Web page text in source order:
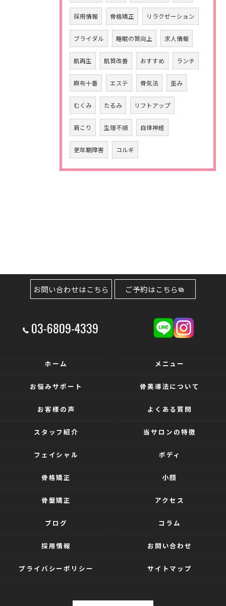
採用情報 骨格矯正 リラクゼーション
ブライダル 睡眠の質向上 求人情報
肌再生 肌質改善 おすすめ ランチ
麻布十番 エステ 骨気法 歪み
むくみ たるみ リフトアップ
肩こり 生理不順 自律神経
更年期障害 コルギ
03-6809-4339
お問い合わせはこちら ご予約はこちら
ホーム メニュー
お悩みサポート 骨美導法について
お客様の声 よくある質問
スタッフ紹介 当サロンの特徴
フェイシャル ボディ
骨格矯正 小顔
骨盤矯正 アクセス
ブログ コラム
採用情報 お問い合わせ
プライバシーポリシー サイトマップ